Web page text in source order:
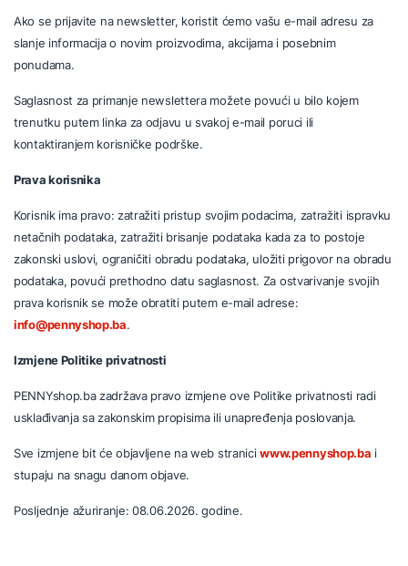
Ako se prijavite na newsletter, koristit ćemo vašu e-mail adresu za
slanje informacija o novim proizvodima, akcijama i posebnim
ponudama.
Saglasnost za primanje newslettera možete povući u bilo kojem
trenutku putem linka za odjavu u svakoj e-mail poruci ili
kontaktiranjem korisničke podrške.
Prava korisnika
Korisnik ima pravo: zatražiti pristup svojim podacima, zatražiti ispravku
netačnih podataka, zatražiti brisanje podataka kada za to postoje
zakonski uslovi, ograničiti obradu podataka, uložiti prigovor na obradu
podataka, povući prethodno datu saglasnost. Za ostvarivanje svojih
prava korisnik se može obratiti putem e-mail adrese:
info@pennyshop.ba.
Izmjene Politike privatnosti
PENNYshop.ba zadržava pravo izmjene ove Politike privatnosti radi
usklađivanja sa zakonskim propisima ili unapređenja poslovanja.
Sve izmjene bit će objavljene na web straniciwww.pennyshop.ba i
stupaju na snagu danom objave.
Posljednje ažuriranje: 08.06.2026. godine.